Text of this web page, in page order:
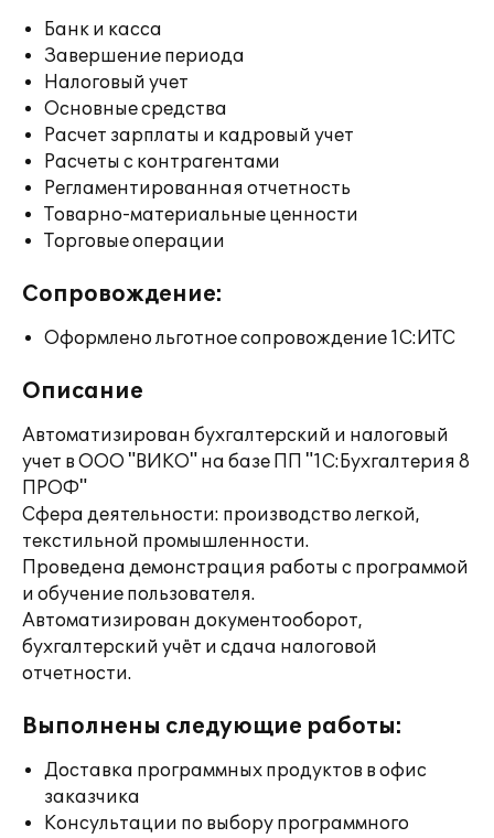
Банк и касса
Завершение периода
Налоговый учет
Основные средства
Расчет зарплаты и кадровый учет
Расчеты с контрагентами
Регламентированная отчетность
Товарно-материальные ценности
Торговые операции
Сопровождение:
Оформлено льготное сопровождение 1С:ИТС
Описание
Автоматизирован бухгалтерский и налоговый
учет в ООО "ВИКО" на базе ПП "1С:Бухгалтерия 8
ПРОФ"
Сфера деятельности: производство легкой,
текстильной промышленности.
Проведена демонстрация работы с программой
и обучение пользователя.
Автоматизирован документооборот,
бухгалтерский учёт и сдача налоговой
отчетности.
Выполнены следующие работы:
Доставка программных продуктов в офис
заказчика
Консультации по выбору программного